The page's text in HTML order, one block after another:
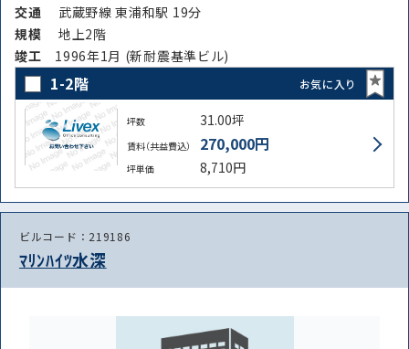
交通
武蔵野線 東浦和駅 19分
規模
地上2階
竣⼯ 1996年1月 (新耐震基準ビル)
1-2階 お気に入り
坪数 31.00坪
賃料（共益費込） 270,000円
坪単価 8,710円
ビルコード：219186
ﾏﾘﾝﾊｲﾂ水深